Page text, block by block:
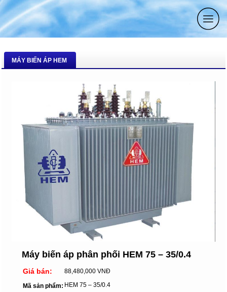
MÁY BIẾN ÁP HEM
Máy biến áp phân phối HEM 75 – 35/0.4
Giá bán: 88,480,000 VNĐ
Mã sản phẩm: HEM 75 – 35/0.4